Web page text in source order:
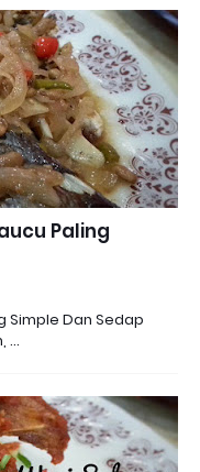
Paling
Simple Dan Sedap
…